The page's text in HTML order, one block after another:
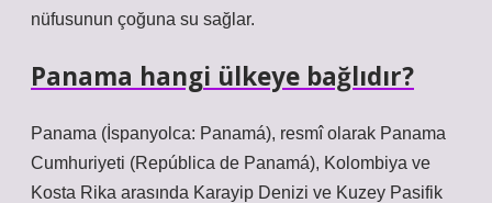
nüfusunun çoğuna su sağlar.
Panama hangi ülkeye bağlıdır?
Panama (İspanyolca: Panamá), resmî olarak Panama
Cumhuriyeti (República de Panamá), Kolombiya ve
Kosta Rika arasında Karayip Denizi ve Kuzey Pasifik